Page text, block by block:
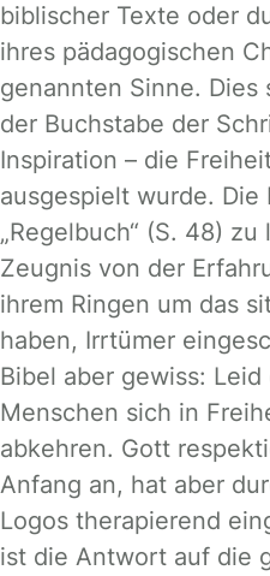
biblischer Texte oder
ihres pädagogischen
genannten Sinne. Dies
der Buchstabe der
Inspiration – die
ausgespielt wurde. Die
„Regelbuch“ (S. 48)
Zeugnis von der
ihrem Ringen um das
haben, Irrtümer
Bibel aber gewiss:
Menschen sich in
abkehren. Gott
Anfang an, hat aber
Logos therapierend
ist die Antwort auf die